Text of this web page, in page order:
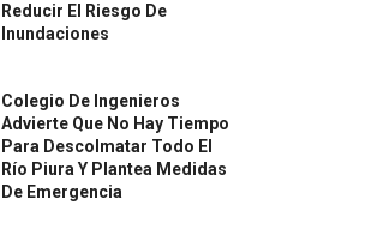
Reducir El Riesgo De
Inundaciones
Colegio De Ingenieros
Advierte Que No Hay Tiempo
Para Descolmatar Todo El
Río Piura Y Plantea Medidas
De Emergencia